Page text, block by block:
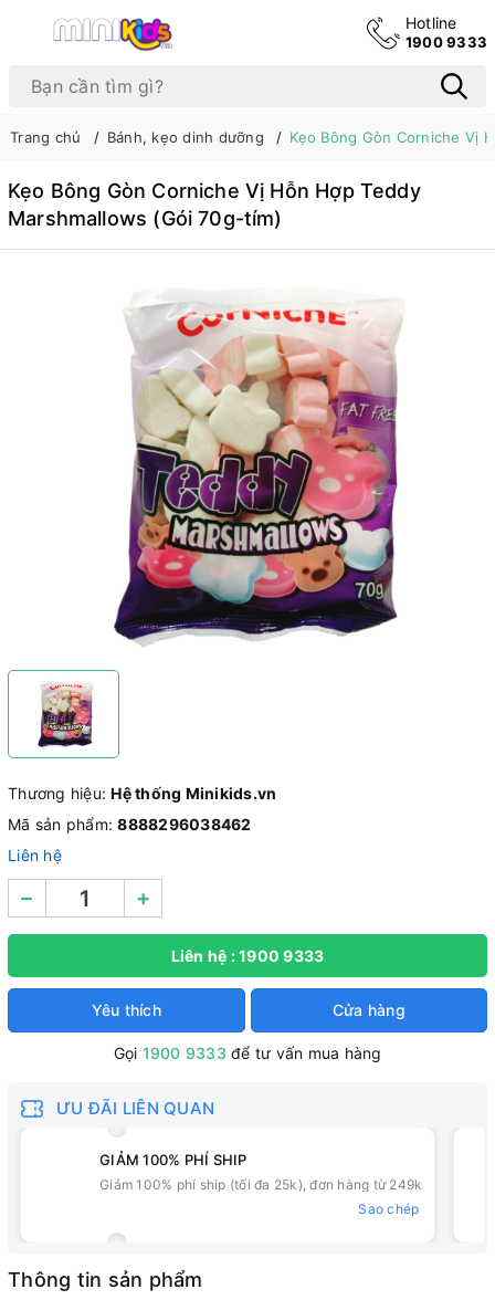
Hotline
1900 9333
Trang chủ Bánh, kẹo dinh dưỡng Kẹo Bông Gòn Corniche Vị
Kẹo Bông Gòn Corniche Vị Hỗn Hợp Teddy
Marshmallows (Gói 70g-tím)
Thương hiệu:Hệ thống Minikids.vn
Mã sản phẩm:8888296038462
Liên hệ
– +
Liên hệ : 1900 9333
Yêu thích Cửa hàng
Gọi 1900 9333 để tư vấn mua hàng
ƯU ĐÃI LIÊN QUAN
GIẢM 100% PHÍ SHIP
Giảm 100% phí ship (tối đa 25k), đơn hàng từ 249k
Sao chép
Thông tin sản phẩm